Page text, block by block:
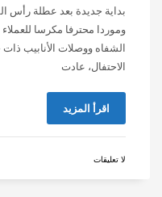
وموردا محترفا مكرسا
الشفاه ووصلات الأنابيب
الاحتفال، عادت
اقرأ المزيد
لا تعليقات